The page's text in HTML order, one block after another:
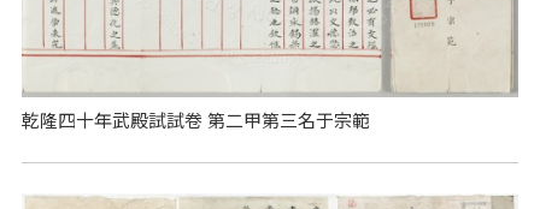
乾隆四十年武殿試試卷 第二甲第三名于宗範